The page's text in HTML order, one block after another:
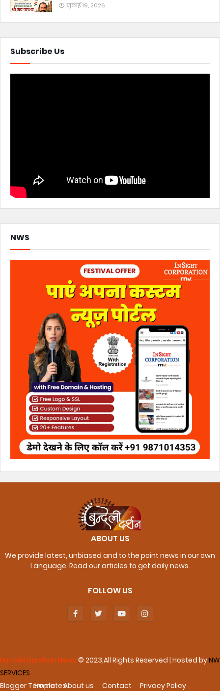
जुलाई 19, 2026
Subscribe Us
NWS
ABOUT US
We provide latest, unbiased and to the point news in our own
Language. Read our articles to get daily news.
FOLLOW US
Bundeli Darshan News © 2023,All Rights Reserved | Hosted byNW
SERVICES
Home
About us Contact Privacy Policy
Blogger Templates